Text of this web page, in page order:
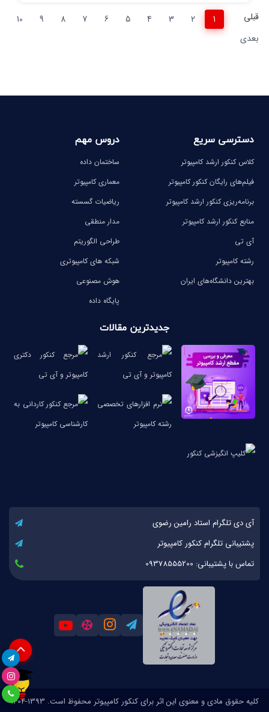
قبلی 1
2
3
4
5
6
7
8
9
10
بعدی
دسترسی سریع
کلاس کنکور ارشد کامپیوتر
فیلم‌های رایگان کنکور کامپیوتر
برنامه‌ریزی کنکور ارشد کامپیوتر
منابع کنکور ارشد کامپیوتر
آی تی
رشته کامپیوتر
بهترین دانشگاه‌های ایران
دروس مهم
ساختمان داده
معماری کامپیوتر
ریاضیات گسسته
مدار منطقی
طراحی الگوریتم
شبکه های کامپیوتری
هوش مصنوعی
پایگاه داده
جدیدترین مقالات
آی دی تلگرام استاد رامین رضوی
پشتیبانی تلگرام کنکور کامپیوتر
تماس با پشتیبانی: 09378555200
کلیه حقوق مادی و معنوی این اثر برای کنکور کامپیوتر محفوظ است. 1393-1404